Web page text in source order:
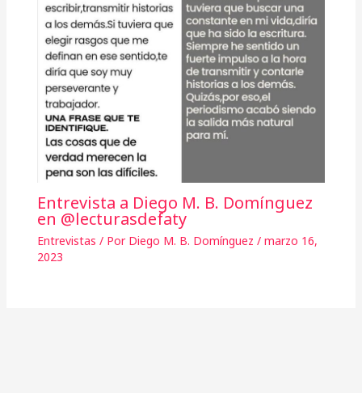
Entrevista a Diego M. B. Domínguez
en @lecturasdefaty
Entrevistas / Por Diego M. B. Domínguez / marzo 16,
2023